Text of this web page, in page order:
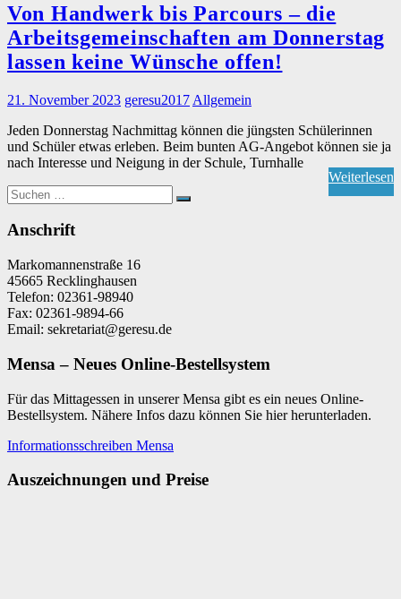
Von Handwerk bis Parcours – die
Arbeitsgemeinschaften am Donnerstag
lassen keine Wünsche offen!
21. November 2023 geresu2017 Allgemein
Jeden Donnerstag Nachmittag können die jüngsten Schülerinnen
und Schüler etwas erleben. Beim bunten AG-Angebot können sie ja
nach Interesse und Neigung in der Schule, Turnhalle
Weiterlesen
Suchen
nach:
Suchen
Anschrift
Markomannenstraße 16
45665 Recklinghausen
Telefon: 02361-98940
Fax: 02361-9894-66
Email: sekretariat@geresu.de
Mensa – Neues Online-Bestellsystem
Für das Mittagessen in unserer Mensa gibt es ein neues Online-
Bestellsystem. Nähere Infos dazu können Sie hier herunterladen.
Informationsschreiben Mensa
Auszeichnungen und Preise